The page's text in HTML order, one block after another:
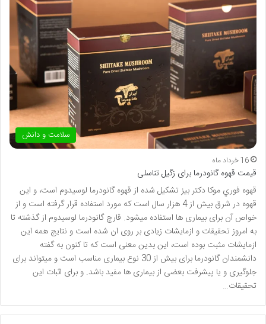
سلامت و دانش
16 خرداد ماه
قیمت قهوه گانودرما برای زگیل تناسلی
قهوه فوري موكا دكتر بيز تشکیل شده از قهوه گانودرما لوسیدوم است، و این
قهوه در شرق بیش از 4 هزار سال است که مورد استفاده قرار گرفته است و از
خواص آن برای بیماری ها استفاده میشود. قارچ گانودرما لوسیدوم از گذشته تا
به امروز تحقیقات و ازمایشات زیادی بر روی ان شده است و نتایج همه این
ازمایشات مثبت بوده است، این بدین معنی است که تا کنون به گفته
دانشمندان گانودرما برای بیش از 30 نوع بیماری مناسب است و میتواند برای
جلوگیری و یا پیشرفت بعضی از بیماری ها مفید باشد. و برای اثبات این
تحقیقات…